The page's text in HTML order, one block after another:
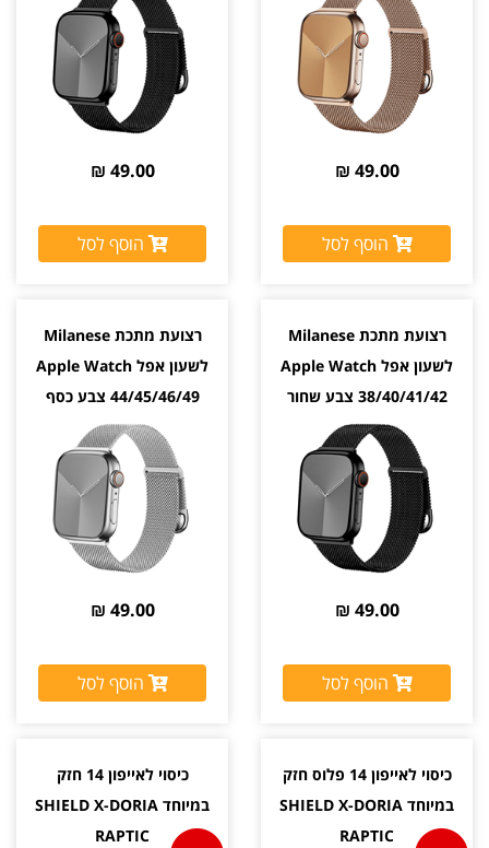
49.00 ₪
הוסף לסל
49.00 ₪
הוסף לסל
רצועת מתכת Milanese
לשעון אפל Apple Watch
38/40/41/42 צבע שחור
Black
49.00 ₪
הוסף לסל
רצועת מתכת Milanese
לשעון אפל Apple Watch
44/45/46/49 צבע כסף
Silver
49.00 ₪
הוסף לסל
כיסוי לאייפון 14 פלוס חזק
במיוחד SHIELD X-DORIA
RAPTIC
כיסוי לאייפון 14 חזק
במיוחד SHIELD X-DORIA
RAPTIC